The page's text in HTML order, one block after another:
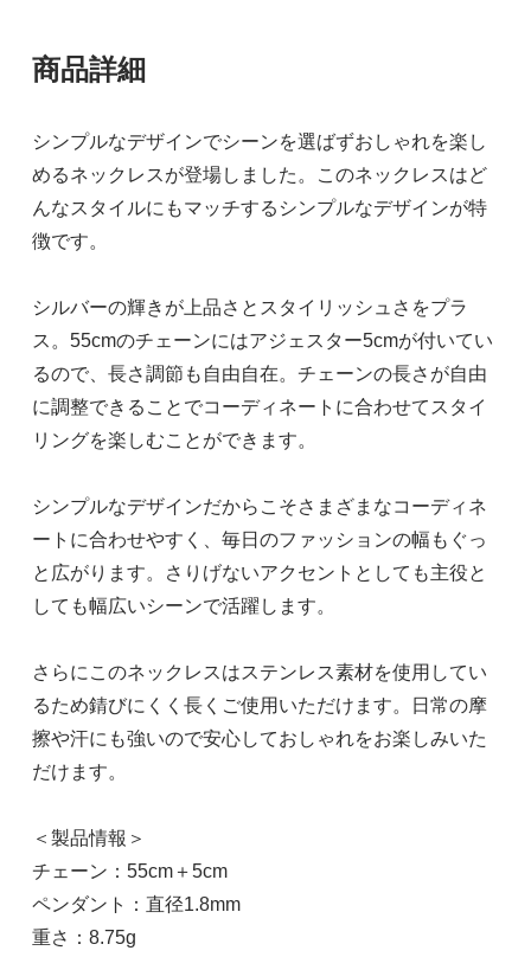
商品詳細
シンプルなデザインでシーンを選ばずおしゃれを楽し
めるネックレスが登場しました。このネックレスはど
んなスタイルにもマッチするシンプルなデザインが特
徴です。
シルバーの輝きが上品さとスタイリッシュさをプラ
ス。55cmのチェーンにはアジェスター5cmが付いてい
るので、長さ調節も自由自在。チェーンの長さが自由
に調整できることでコーディネートに合わせてスタイ
リングを楽しむことができます。
シンプルなデザインだからこそさまざまなコーディネ
ートに合わせやすく、毎日のファッションの幅もぐっ
と広がります。さりげないアクセントとしても主役と
しても幅広いシーンで活躍します。
さらにこのネックレスはステンレス素材を使用してい
るため錆びにくく長くご使用いただけます。日常の摩
擦や汗にも強いので安心しておしゃれをお楽しみいた
だけます。
＜製品情報＞
チェーン：55cm＋5cm
ペンダント：直径1.8mm
重さ：8.75g